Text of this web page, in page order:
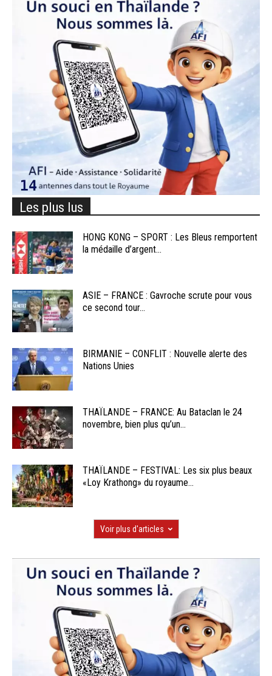
Les plus lus
HONG KONG – SPORT : Les Bleus remportent
la médaille d’argent...
ASIE – FRANCE : Gavroche scrute pour vous
ce second tour...
BIRMANIE – CONFLIT : Nouvelle alerte des
Nations Unies
THAÏLANDE – FRANCE: Au Bataclan le 24
novembre, bien plus qu’un...
THAÏLANDE – FESTIVAL: Les six plus beaux
«Loy Krathong» du royaume...
Voir plus d'articles